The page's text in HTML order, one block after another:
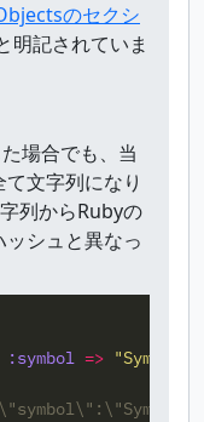
のセクシ
記されていま
場合でも、当
文字列になり
列からRubyの
シュと異なっ
:symbol => "Symbol"